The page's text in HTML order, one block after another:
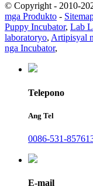
© Copyright - 2010-
mga Produkto -
Puppy Incubator, Lab
laboratoryo, Artipisyal
nga Incubator,
Telepono
Ang Tel
0086-531-
E-mail